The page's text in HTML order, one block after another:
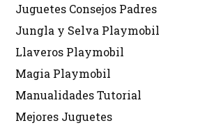
Juguetes Consejos Padres
Jungla y Selva Playmobil
Llaveros Playmobil
Magia Playmobil
Manualidades Tutorial
Mejores Juguetes